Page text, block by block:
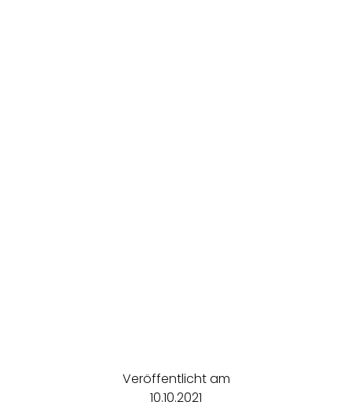
Veröffentlicht am
10.10.2021